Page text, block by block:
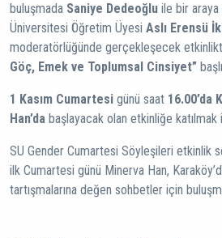
buluşmada Saniye Dedeoğlu ile bir araya
Üniversitesi Öğretim Üyesi Aslı Erensü
moderatörlüğünde gerçekleşecek
Göç, Emek ve Toplumsal Cinsiyet”
1 Kasım Cumartesi günü saat 16.00’da
Han’da başlayacak olan etkinliğe katılmak
SU Gender Cumartesi Söyleşileri etkinlik
ilk Cumartesi günü Minerva Han,
tartışmalarına değen sohbetler için